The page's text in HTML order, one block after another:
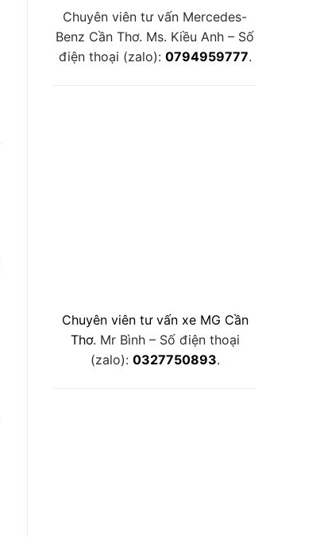
Chuyên viên tư vấn Mercedes-
Benz Cần Thơ. Ms. Kiều Anh – Số
điện thoại (zalo): 0794959777.
Chuyên viên tư vấn xe MG Cần
Thơ. Mr Bình – Số điện thoại
(zalo): 0327750893.